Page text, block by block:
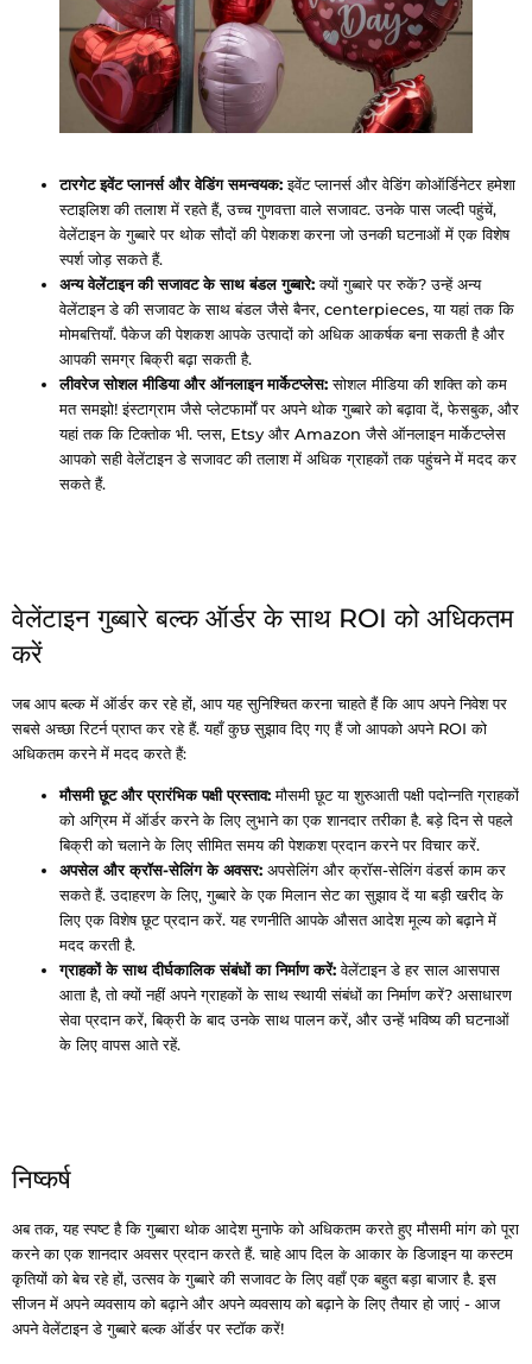
टारगेट इवेंट प्लानर्स और वेडिंग समन्वयक:इवेंट प्लानर्स और वेडिंग कोऑर्डिनेटर हमेशा
स्टाइलिश की तलाश में रहते हैं, उच्च गुणवत्ता वाले सजावट. उनके पास जल्दी पहुंचें,
वेलेंटाइन के गुब्बारे पर थोक सौदों की पेशकश करना जो उनकी घटनाओं में एक विशेष
स्पर्श जोड़ सकते हैं.
अन्य वेलेंटाइन की सजावट के साथ बंडल गुब्बारे:क्यों गुब्बारे पर रुकें? उन्हें अन्य
वेलेंटाइन डे की सजावट के साथ बंडल जैसे बैनर, centerpieces, या यहां तक ​​कि
मोमबत्तियाँ. पैकेज की पेशकश आपके उत्पादों को अधिक आकर्षक बना सकती है और
आपकी समग्र बिक्री बढ़ा सकती है.
लीवरेज सोशल मीडिया और ऑनलाइन मार्केटप्लेस:सोशल मीडिया की शक्ति को कम
मत समझो! इंस्टाग्राम जैसे प्लेटफार्मों पर अपने थोक गुब्बारे को बढ़ावा दें, फेसबुक, और
यहां तक ​​कि टिक्तोक भी. प्लस, Etsy और Amazon जैसे ऑनलाइन मार्केटप्लेस
आपको सही वेलेंटाइन डे सजावट की तलाश में अधिक ग्राहकों तक पहुंचने में मदद कर
सकते हैं.
वेलेंटाइन गुब्बारे बल्क ऑर्डर के साथ ROI को अधिकतम
करें
जब आप बल्क में ऑर्डर कर रहे हों, आप यह सुनिश्चित करना चाहते हैं कि आप अपने निवेश पर
सबसे अच्छा रिटर्न प्राप्त कर रहे हैं. यहाँ कुछ सुझाव दिए गए हैं जो आपको अपने ROI को
अधिकतम करने में मदद करते हैं:
मौसमी छूट और प्रारंभिक पक्षी प्रस्ताव:मौसमी छूट या शुरुआती पक्षी पदोन्नति ग्राहकों
को अग्रिम में ऑर्डर करने के लिए लुभाने का एक शानदार तरीका है. बड़े दिन से पहले
बिक्री को चलाने के लिए सीमित समय की पेशकश प्रदान करने पर विचार करें.
अपसेल और क्रॉस-सेलिंग के अवसर: अपसेलिंग और क्रॉस-सेलिंग वंडर्स काम कर
सकते हैं. उदाहरण के लिए, गुब्बारे के एक मिलान सेट का सुझाव दें या बड़ी खरीद के
लिए एक विशेष छूट प्रदान करें. यह रणनीति आपके औसत आदेश मूल्य को बढ़ाने में
मदद करती है.
ग्राहकों के साथ दीर्घकालिक संबंधों का निर्माण करें:वेलेंटाइन डे हर साल आसपास
आता है, तो क्यों नहीं अपने ग्राहकों के साथ स्थायी संबंधों का निर्माण करें? असाधारण
सेवा प्रदान करें, बिक्री के बाद उनके साथ पालन करें, और उन्हें भविष्य की घटनाओं
के लिए वापस आते रहें.
निष्कर्ष
अब तक, यह स्पष्ट है कि गुब्बारा थोक आदेश मुनाफे को अधिकतम करते हुए मौसमी मांग को पूरा
करने का एक शानदार अवसर प्रदान करते हैं. चाहे आप दिल के आकार के डिजाइन या कस्टम
कृतियों को बेच रहे हों, उत्सव के गुब्बारे की सजावट के लिए वहाँ एक बहुत बड़ा बाजार है. इस
सीजन में अपने व्यवसाय को बढ़ाने और अपने व्यवसाय को बढ़ाने के लिए तैयार हो जाएं - आज
अपने वेलेंटाइन डे गुब्बारे बल्क ऑर्डर पर स्टॉक करें!